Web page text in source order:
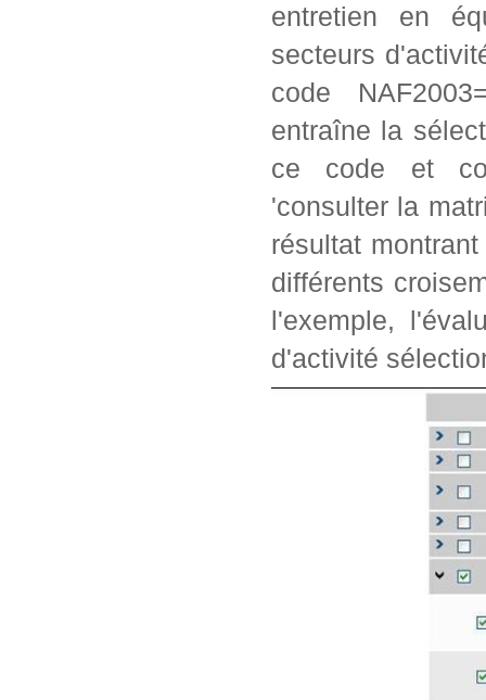
entretien en
secteurs
code
entraîne la
ce code et
'consulter la
résultat
différents
l'exemple,
d'activité